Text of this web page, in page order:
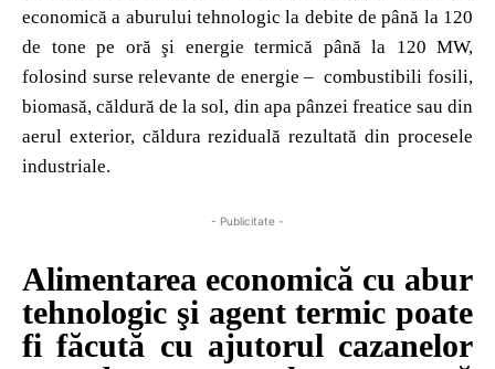
economică a aburului tehnologic la debite de până la 120
de tone pe oră şi energie termică până la 120 MW,
folosind surse relevante de energie – combustibili fosili,
biomasă, căldură de la sol, din apa pânzei freatice sau din
aerul exterior, căldura reziduală rezultată din procesele
industriale.
- Publicitate -
Alimentarea economică cu abur
tehnologic şi agent termic poate
fi făcută cu ajutorul cazanelor